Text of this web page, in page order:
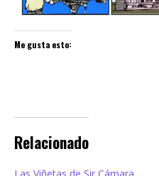
Me gusta esto:
Relacionado